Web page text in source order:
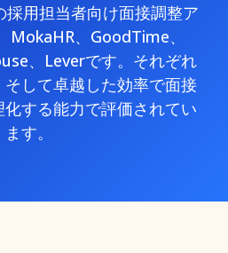
採用担当者向け面接調整ア
MokaHR、GoodTime、
、Leverです。それぞれ
して卓越した効率で面接
する能力で評価されてい
ます。